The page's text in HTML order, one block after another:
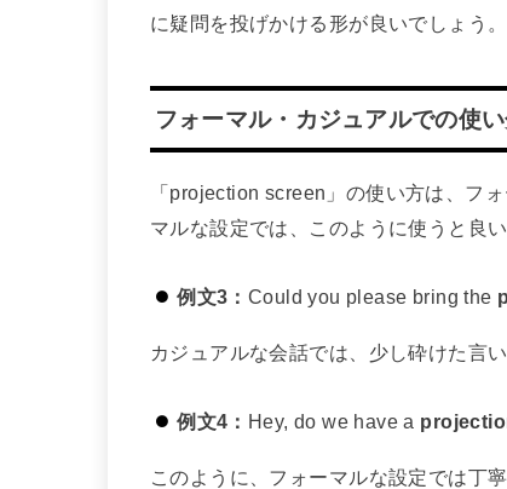
に疑問を投げかける形が良いでしょう。
フォーマル・カジュアルでの使
「projection screen」の使い方は、フ
マルな設定では、このように使うと良い
例文3： Could you please bring the
カジュアルな会話では、少し砕けた言
例文4： Hey, do we have a
このように、フォーマルな設定では丁